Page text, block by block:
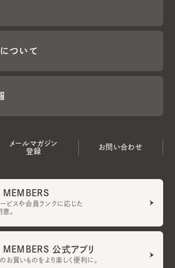
ついて
メールマガジン
登録
お問い合わせ
ビスや会員ランクに応じた
。
公式アプリ
お買いものをより楽しく便利に。